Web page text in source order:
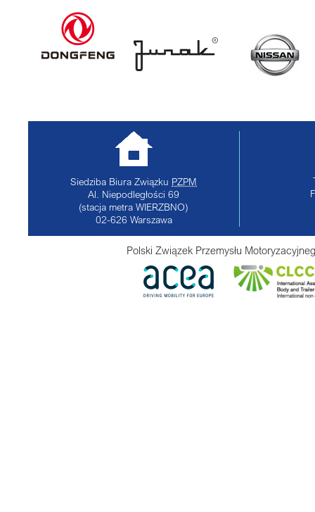
Siedziba Biura Związku PZPM
Al. Niepodległości 69
(stacja metra WIERZBNO)
02-626 Warszawa
Polski Związek Przemysłu